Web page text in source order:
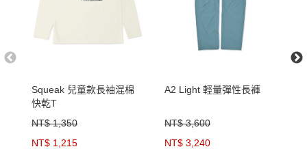
Squeak 兒童款長袖混棉
快乾T
NT$ 1,350
NT$ 1,215
A2 Light 輕量彈性長褲
NT$ 3,600
NT$ 3,240